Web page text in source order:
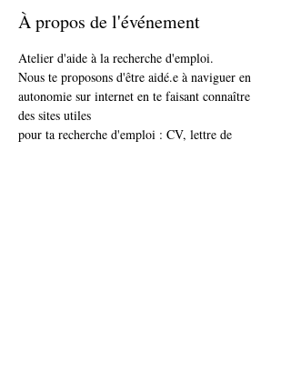
À propos de l'événement
Atelier d'aide à la recherche d'emploi.
Nous te proposons d'être aidé.e à naviguer en
autonomie sur internet en te faisant connaître
des sites utiles
pour ta recherche d'emploi : CV, lettre de